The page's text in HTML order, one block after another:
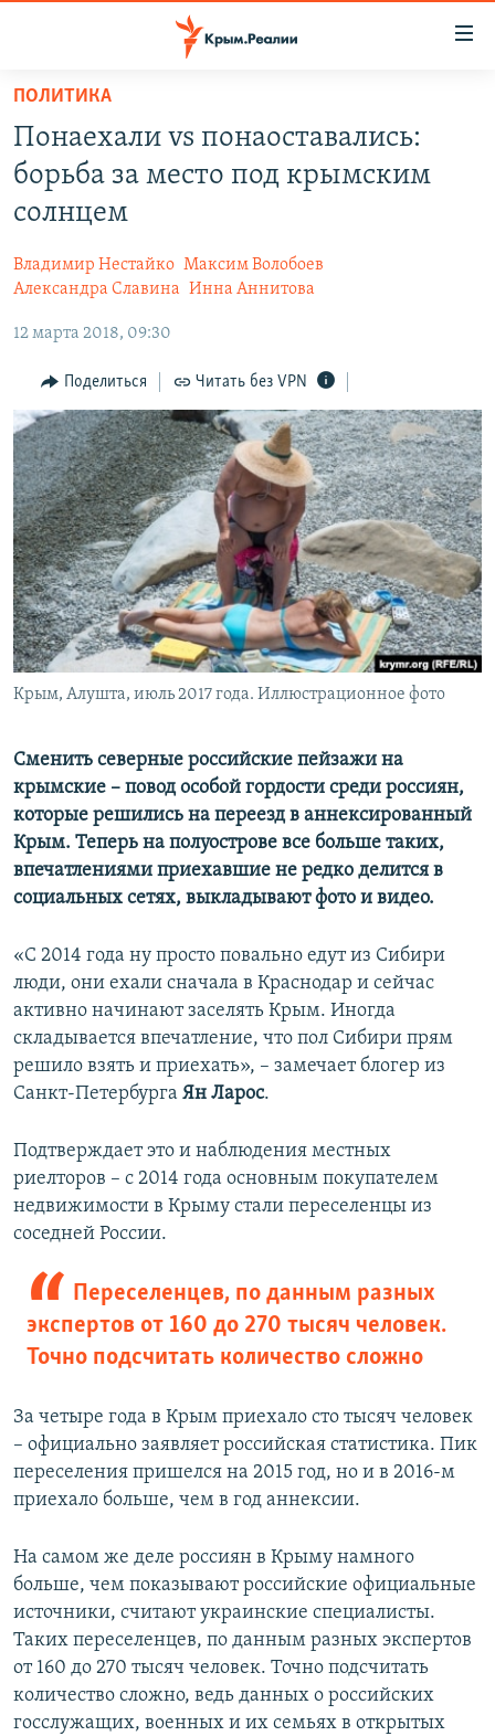
Вернуться
основному
содержанию
Вернутся
главной
навигации
СПЕЦПРОЕКТЫ
11 ЛЕТ ОККУПАЦИИ КРЫМА. 11 ИСТОРИЙ СОПРОТИВЛЕНИЯ
ВОДА
ЕЩЕ
ТЕЛЕПРОЕКТ КРЫМ.РЕАЛИИ
СОВЕТЫ ПРАВОЗАЩИТНИКОВ
ПРОПАВШИЕ БЕЗ ВЕСТИ
ПОБЕДИТЕЛЕЙ НЕ СУДЯТ?
КРЫМ.НЕПОКОРЕННЫЙ
ELIFBE
УКРАИНСКАЯ ПРОБЛЕМА КРЫМА
Українською
Qırımtatar
ПРИСОЕДИНЯЙТЕСЬ!
Все сайты RFE/RL
ПОЛИТИКА
Понаехали vs понаоставались:
борьба за место под крымским
солнцем
Владимир Нестайко Максим Волобоев
Александра Славина Инна Аннитова
12 марта 2018, 09:30
Поделиться Читать без VPN
Крым, Алушта, июль 2017 года. Иллюстрационное фото
Сменить северные российские пейзажи на
крымские – повод особой гордости среди россиян,
которые решились на переезд в аннексированный
Крым. Теперь на полуострове все больше таких,
впечатлениями приехавшие не редко делится в
социальных сетях, выкладывают фото и видео.
«С 2014 года ну просто повально едут из Сибири
люди, они ехали сначала в Краснодар и сейчас
активно начинают заселять Крым. Иногда
складывается впечатление, что пол Сибири прям
решило взять и приехать», – замечает блогер из
Санкт-Петербурга Ян Ларос.
Подтверждает это и наблюдения местных
риелторов – с 2014 года основным покупателем
недвижимости в Крыму стали переселенцы из
соседней России.
Переселенцев, по данным разных
экспертов от 160 до 270 тысяч человек.
Точно подсчитать количество сложно
За четыре года в Крым приехало сто тысяч человек
– официально заявляет российская статистика. Пик
переселения пришелся на 2015 год, но и в 2016-м
приехало больше, чем в год аннексии.
На самом же деле россиян в Крыму намного
больше, чем показывают российские официальные
источники, считают украинские специалисты.
Таких переселенцев, по данным разных экспертов
от 160 до 270 тысяч человек. Точно подсчитать
количество сложно, ведь данных о российских
госслужащих, военных и их семьях в открытых